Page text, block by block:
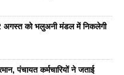
अगस्त को भलुअनी मंडल में निकलेगी
पंचायत कर्मचारियों ने जताई